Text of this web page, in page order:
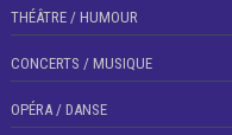
THÉÂTRE / HUMOUR
CONCERTS / MUSIQUE
OPÉRA / DANSE